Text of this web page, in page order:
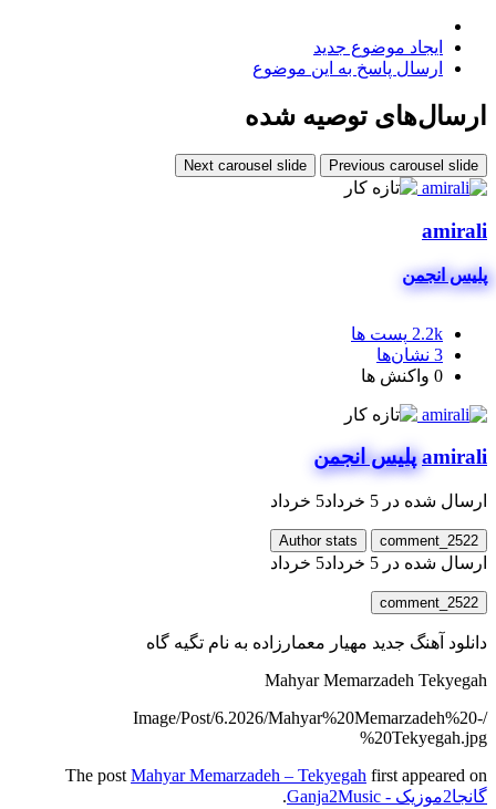
ایجاد موضوع جدید
ارسال پاسخ به این موضوع
ارسال‌های توصیه شده
Previous carousel slide
Next carousel slide
amirali
پلیس انجمن
2.2k پست ها
3 نشان‌ها
0 واکنش ها
amirali پلیس انجمن
ارسال شده در 5 خرداد 5 خرداد
comment_2522
Author stats
ارسال شده در 5 خرداد 5 خرداد
comment_2522
دانلود آهنگ جدید مهیار معمارزاده به نام تگیه گاه
Mahyar Memarzadeh Tekyegah
/Image/Post/6.2026/Mahyar%20Memarzadeh%20-
%20Tekyegah.jpg
The post Mahyar Memarzadeh – Tekyegah first appeared on
گانجا2موزیک - Ganja2Music
.